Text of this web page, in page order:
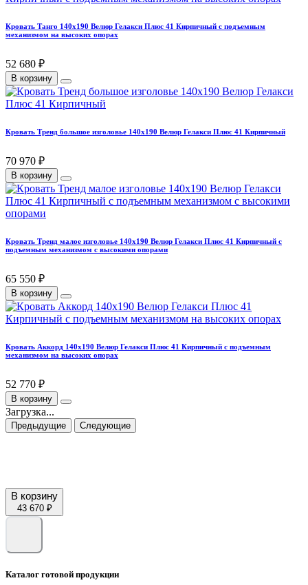
Кровать Танго 140х190 Велюр Гелакси Плюс 41 Кирпичный с подъемным
механизмом на высоких опорах
52 680 ₽
В корзину
Кровать Тренд большое изголовье 140х190 Велюр Гелакси Плюс 41 Кирпичный
70 970 ₽
В корзину
Кровать Тренд малое изголовье 140х190 Велюр Гелакси Плюс 41 Кирпичный с
подъемным механизмом с высокими опорами
65 550 ₽
В корзину
Кровать Аккорд 140х190 Велюр Гелакси Плюс 41 Кирпичный с подъемным
механизмом на высоких опорах
52 770 ₽
В корзину
Загрузка...
Предыдущие Следующие
В корзину
43 670 ₽
Каталог готовой продукции